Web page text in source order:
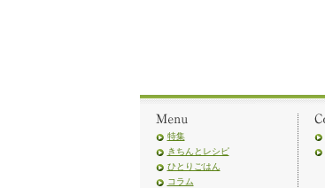
特集
きちんとレシピ
ひとりごはん
コラム